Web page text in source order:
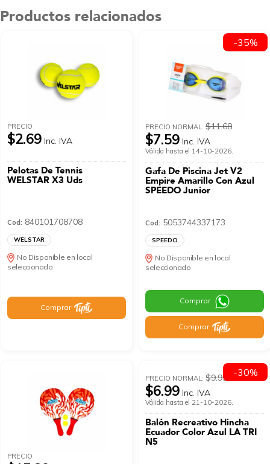
Productos relacionados
PRECIO
$2.69 Inc. IVA
Pelotas De Tennis
WELSTAR X3 Uds
Cod: 840101708708
WELSTAR
No Disponible en local
seleccionado
Comprar
PRECIO NORMAL:$11.68
$7.59 Inc. IVA
Válida hasta el 14-10-2026.
Gafa De Piscina Jet V2
Empire Amarillo Con Azul
SPEEDO Junior
Cod: 5053744337173
SPEEDO
No Disponible en local
seleccionado
Comprar
Comprar
-35%
PRECIO
PRECIO NORMAL:$9.99
$6.99 Inc. IVA
Válida hasta el 21-10-2026.
Balón Recreativo Hincha
Ecuador Color Azul LA TRI
N5
-30%